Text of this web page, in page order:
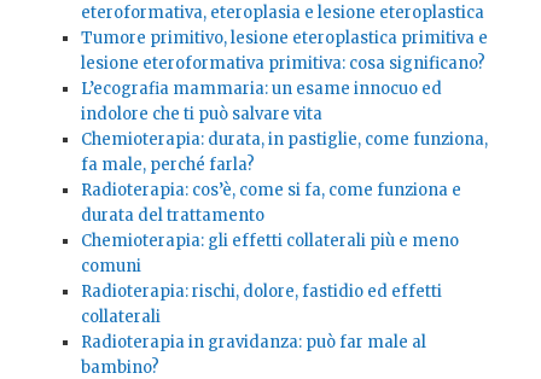
eteroformativa, eteroplasia e lesione eteroplastica
Tumore primitivo, lesione eteroplastica primitiva e
lesione eteroformativa primitiva: cosa significano?
L’ecografia mammaria: un esame innocuo ed
indolore che ti può salvare vita
Chemioterapia: durata, in pastiglie, come funziona,
fa male, perché farla?
Radioterapia: cos’è, come si fa, come funziona e
durata del trattamento
Chemioterapia: gli effetti collaterali più e meno
comuni
Radioterapia: rischi, dolore, fastidio ed effetti
collaterali
Radioterapia in gravidanza: può far male al
bambino?